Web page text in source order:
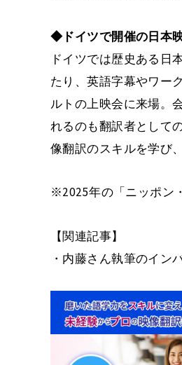
◆ドイツで開催の日本
ドイツでは歴史ある日
たり、英語字幕やワー
ルトの上映会に来場。
れるのも翻訳者として
像翻訳のスキルを学び
※2025年の「ニッポン
【関連記事】
・内藤さん執筆のイン